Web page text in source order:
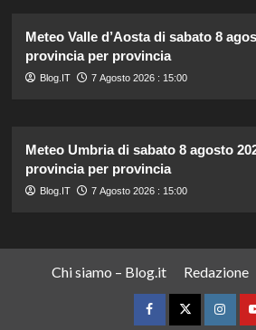
Meteo Valle d’Aosta di sabato 8
provincia per provincia
Blog.IT 7 Agosto 2026 : 15:00
Meteo Umbria di sabato 8 agosto
provincia per provincia
Blog.IT 7 Agosto 2026 : 15:00
Chi siamo – Blog.it Redazione
FacebookTwitter